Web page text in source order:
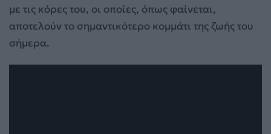
με τις κόρες του, οι οποίες, όπως φαίνεται,
αποτελούν το σημαντικότερο κομμάτι της ζωής του
σήμερα.